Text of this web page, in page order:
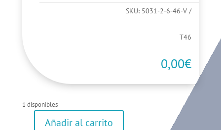
SKU: 5031-2-6-46-V
T46
0,00€
1 disponibles
Añadir al carrito